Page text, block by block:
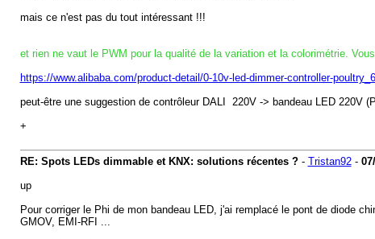
mais ce n'est pas du tout intéressant !!!
et rien ne vaut le PWM pour la qualité de la variation et la colorimétrie.
https://www.alibaba.com/product-detail/0-10v-led-dimmer-controller-
peut-être une suggestion de contrôleur DALI 220V -> bandeau LED 220V
+
RE: Spots LEDs dimmable et KNX: solutions récentes ?- Tristan92-
up
Pour corriger le Phi de mon bandeau LED, j'ai remplacé le pont de diode
GMOV, EMI-RFI ...